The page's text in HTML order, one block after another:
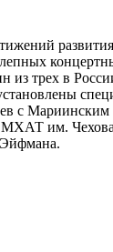
из трех в
с
им.
Эйфмана.